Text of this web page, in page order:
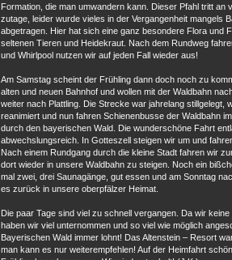
Formation, die man umwandern kann. Dieser Pfahl tritt an
zutage, leider wurde vieles in der Vergangenheit mangels
abgetragen. Hier hat sich eine ganz besondere Flora und
seltenen Tieren und Heidekraut. Nach dem Rundweg
und Whirlpool nutzen wir auf jeden Fall wieder aus!
Am Samstag scheint der Frühling dann doch noch zu
alten und neuen Bahnhof und wollen mit der Waldbahn
weiter nach Plattling. Die Strecke war jahrelang stillgelegt,
reanimiert und nun fahren Schienenbusse der Waldbahn
durch den bayerischen Wald. Die wunderschöne Fahrt
abwechslungsreich. In Gotteszell steigen wir um und
Nach einem Rundgang durch die kleine Stadt fahren wir
dort wieder in unsere Waldbahn zu steigen. Noch ein
mal zwei, drei Saunagänge, gut essen und am Sonntag
es zurück in unsere oberpfälzer Heimat.
Die paar Tage sind viel zu schnell vergangen. Da wir keine
haben wir viel unternommen und so viel wie möglich
Bayerischen Wald immer lohnt! Das Altenstein – Resort
man kann es nur weiterempfehlen! Auf der Heimfahrt